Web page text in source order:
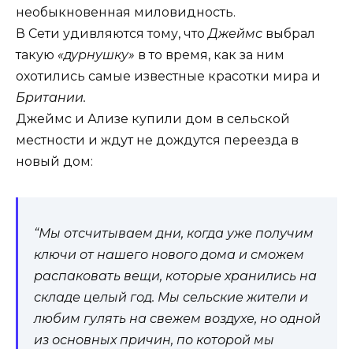
необыкновенная миловидность.
В Сети удивляются тому, чтоДжеймс выбрал
такую «дурнушку» в то время, как за ним
охотились самые известные красотки мира и
Британии.
Джеймс и Ализе купили дом в сельской
местности и ждут не дождутся переезда в
новый дом:
“Мы отсчитываем дни, когда уже получим
ключи от нашего нового дома и сможем
распаковать вещи, которые хранились на
складе целый год. Мы сельские жители и
любим гулять на свежем воздухе, но одной
из основных причин, по которой мы